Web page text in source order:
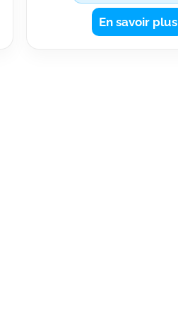
équilibre et progression
En savoir plus